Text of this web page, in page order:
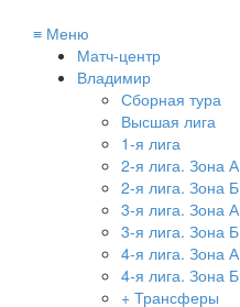
≡ Меню
Матч-центр
Владимир
Сборная тура
Высшая лига
1-я лига
2-я лига. Зона А
2-я лига. Зона Б
3-я лига. Зона А
3-я лига. Зона Б
4-я лига. Зона А
4-я лига. Зона Б
+ Трансферы